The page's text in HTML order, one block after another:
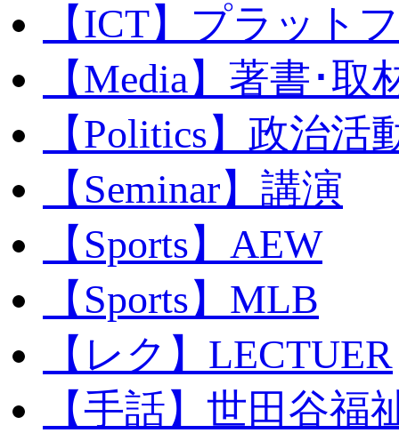
【ICT】プラット
【Media】著書･取
【Politics】政治活
【Seminar】講演
【Sports】AEW
【Sports】MLB
【レク】LECTUER
【手話】世田谷福